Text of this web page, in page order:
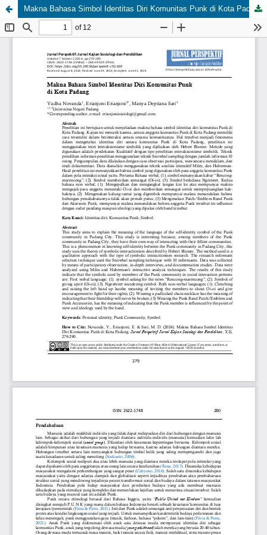
Makna Bahasa Simbol Identitas Diri Komunitas Punk di Kota Padang